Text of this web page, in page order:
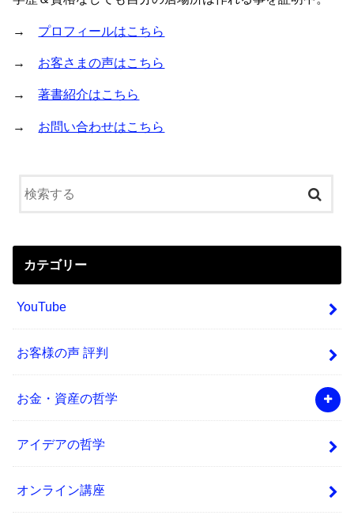
→ プロフィールはこちら
→ お客さまの声はこちら
→著書紹介はこちら
→ お問い合わせはこちら
カテゴリー
YouTube
お客様の声 評判
お金・資産の哲学
アイデアの哲学
オンライン講座